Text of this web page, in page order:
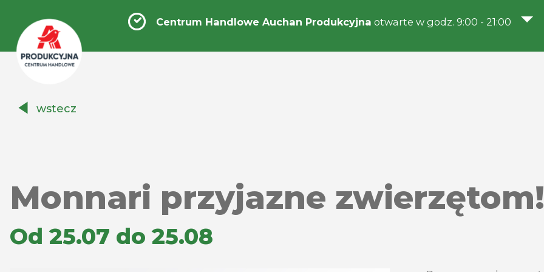
Handlowe
Centrum Handlowe Auchan Produkcyjna otwarte w godz. 9:00 - 21:00
wstecz
Monnari przyjazne zwierzętom!
Od 25.07 do 25.08